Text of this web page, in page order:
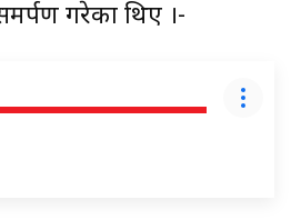
गरेका थिए ।-